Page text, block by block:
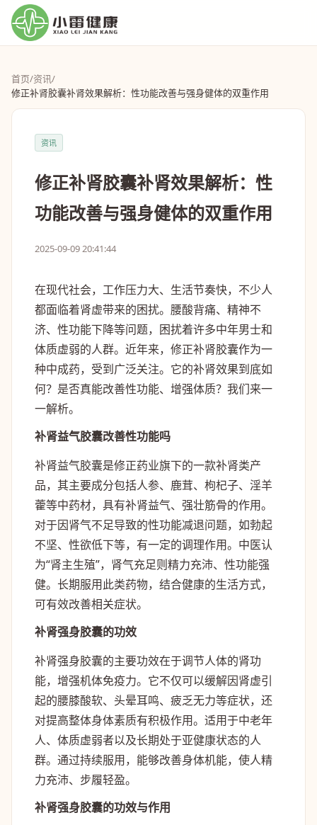
首页/资讯/
修正补肾胶囊补肾效果解析：性功能改善与强身健体的双重作用
资讯
修正补肾胶囊补肾效果解析：性
功能改善与强身健体的双重作用
2025-09-09 20:41:44
在现代社会，工作压力大、生活节奏快，不少人
都面临着肾虚带来的困扰。腰酸背痛、精神不
济、性功能下降等问题，困扰着许多中年男士和
体质虚弱的人群。近年来，修正补肾胶囊作为一
种中成药，受到广泛关注。它的补肾效果到底如
何？是否真能改善性功能、增强体质？我们来一
一解析。
补肾益气胶囊改善性功能吗
补肾益气胶囊是修正药业旗下的一款补肾类产
品，其主要成分包括人参、鹿茸、枸杞子、淫羊
藿等中药材，具有补肾益气、强壮筋骨的作用。
对于因肾气不足导致的性功能减退问题，如勃起
不坚、性欲低下等，有一定的调理作用。中医认
为“肾主生殖”，肾气充足则精力充沛、性功能强
健。长期服用此类药物，结合健康的生活方式，
可有效改善相关症状。
补肾强身胶囊的功效
补肾强身胶囊的主要功效在于调节人体的肾功
能，增强机体免疫力。它不仅可以缓解因肾虚引
起的腰膝酸软、头晕耳鸣、疲乏无力等症状，还
对提高整体身体素质有积极作用。适用于中老年
人、体质虚弱者以及长期处于亚健康状态的人
群。通过持续服用，能够改善身体机能，使人精
力充沛、步履轻盈。
补肾强身胶囊的功效与作用